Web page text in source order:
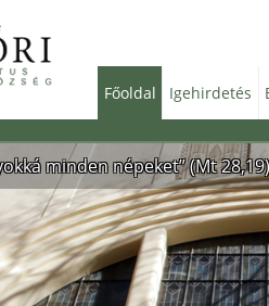
Főoldal Igehirdetés
minden népeket” (Mt 28,19)